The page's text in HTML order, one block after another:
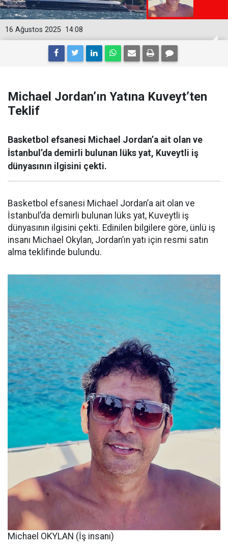
14:08
16 Ağustos 2025
Michael Jordan’ın Yatına Kuveyt’ten
Teklif
Basketbol efsanesi Michael Jordan’a ait olan ve
İstanbul’da demirli bulunan lüks yat, Kuveytli iş
dünyasının ilgisini çekti.
Basketbol efsanesi Michael Jordan’a ait olan ve
İstanbul’da demirli bulunan lüks yat, Kuveytli iş
dünyasının ilgisini çekti. Edinilen bilgilere göre, ünlü iş
insanı Michael Okylan, Jordan’ın yatı için resmi satın
alma teklifinde bulundu.
Michael OKYLAN (İş insanı)